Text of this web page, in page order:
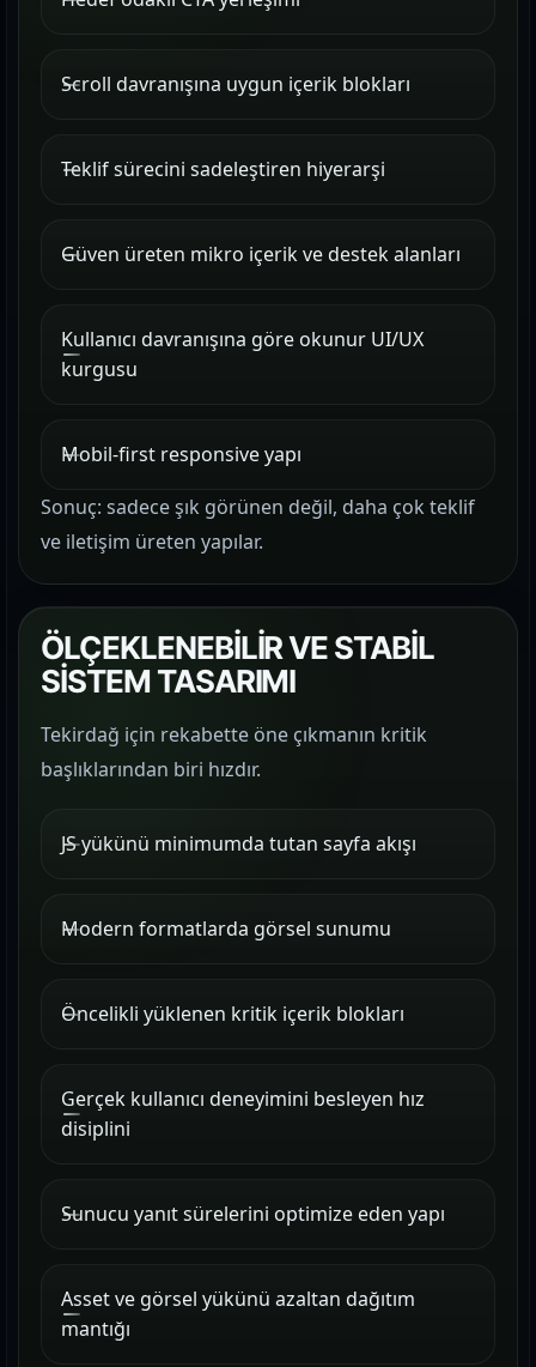
Scroll davranışına uygun içerik blokları
Teklif sürecini sadeleştiren hiyerarşi
Güven üreten mikro içerik ve destek alanları
Kullanıcı davranışına göre okunur UI/UX
kurgusu
Mobil-first responsive yapı
Sonuç: sadece şık görünen değil, daha çok teklif
ve iletişim üreten yapılar.
ÖLÇEKLENEBİLİR VE STABİL
SİSTEM TASARIMI
Tekirdağ için rekabette öne çıkmanın kritik
başlıklarından biri hızdır.
JS yükünü minimumda tutan sayfa akışı
Modern formatlarda görsel sunumu
Öncelikli yüklenen kritik içerik blokları
Gerçek kullanıcı deneyimini besleyen hız
disiplini
Sunucu yanıt sürelerini optimize eden yapı
Asset ve görsel yükünü azaltan dağıtım
mantığı